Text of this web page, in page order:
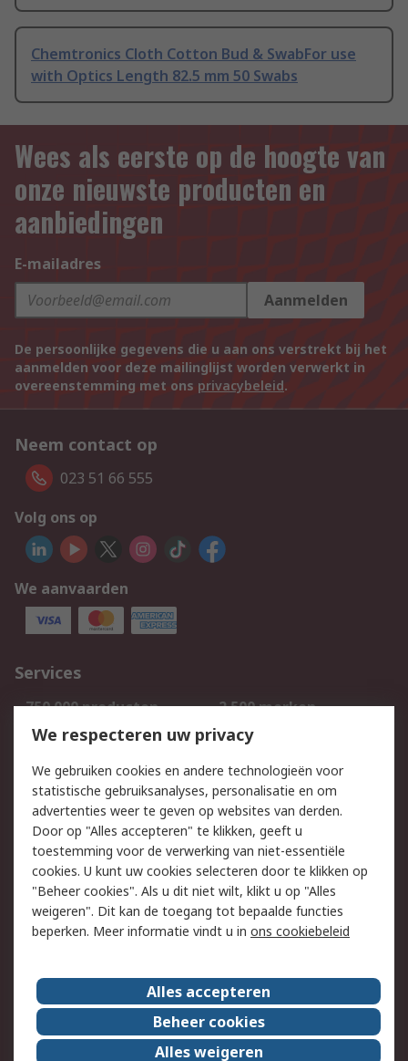
Chemtronics Cloth Cotton Bud & SwabFor use
with Optics Length 82.5 mm 50 Swabs
Wees als eerste op de hoogte van
onze nieuwste producten en
aanbiedingen
E-mailadres
Aanmelden
De persoonlijke gegevens die u aan ons verstrekt bij het
aanmelden voor deze mailinglijst worden verwerkt in
overeenstemming met ons privacybeleid.
Neem contact op
023 51 66 555
Volg ons op
We aanvaarden
Services
750.000 producten
2.500 merken
Bestellen
Inkoopoplossingen
Track & Trace
Wettelijk
Cookiebeleid
Email veiligheid
Privacybeleid
Websitevoorwaarden
Algemene
verkoopvoorwaarden
Over RS
RS Group
Over ons
RS wereldwijd
Werken bij RS
We respecteren uw privacy
We gebruiken cookies en andere technologieën voor
statistische gebruiksanalyses, personalisatie en om
advertenties weer te geven op websites van derden.
Door op "Alles accepteren" te klikken, geeft u
toestemming voor de verwerking van niet-essentiële
cookies. U kunt uw cookies selecteren door te klikken op
"Beheer cookies". Als u dit niet wilt, klikt u op "Alles
weigeren". Dit kan de toegang tot bepaalde functies
beperken. Meer informatie vindt u in ons cookiebeleid
Alles accepteren
Beheer cookies
Alles weigeren